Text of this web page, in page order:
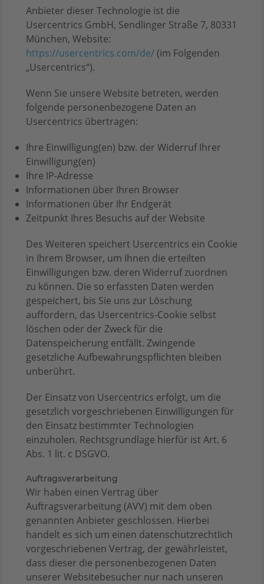
Anbieter dieser Technologie ist die
Usercentrics GmbH, Sendlinger Straße 7, 80331
München, Website:
https://usercentrics.com/de/(im Folgenden
„Usercentrics“).
Wenn Sie unsere Website betreten, werden
folgende personenbezogene Daten an
Usercentrics übertragen:
Ihre Einwilligung(en) bzw. der Widerruf Ihrer
Einwilligung(en)
Ihre IP-Adresse
Informationen über Ihren Browser
Informationen über Ihr Endgerät
Zeitpunkt Ihres Besuchs auf der Website
Des Weiteren speichert Usercentrics ein Cookie
in Ihrem Browser, um Ihnen die erteilten
Einwilligungen bzw. deren Widerruf zuordnen
zu können. Die so erfassten Daten werden
gespeichert, bis Sie uns zur Löschung
auffordern, das Usercentrics-Cookie selbst
löschen oder der Zweck für die
Datenspeicherung entfällt. Zwingende
gesetzliche Aufbewahrungspflichten bleiben
unberührt.
Der Einsatz von Usercentrics erfolgt, um die
gesetzlich vorgeschriebenen Einwilligungen für
den Einsatz bestimmter Technologien
einzuholen. Rechtsgrundlage hierfür ist Art. 6
Abs. 1 lit. c DSGVO.
Auftragsverarbeitung
Wir haben einen Vertrag über
Auftragsverarbeitung (AVV) mit dem oben
genannten Anbieter geschlossen. Hierbei
handelt es sich um einen datenschutzrechtlich
vorgeschriebenen Vertrag, der gewährleistet,
dass dieser die personenbezogenen Daten
unserer Websitebesucher nur nach unseren